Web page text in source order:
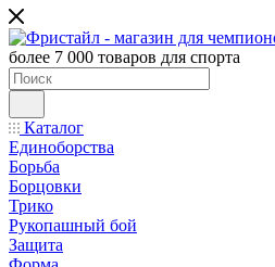
более 7 000 товаров для спорта
Каталог
Единоборства
Борьба
Борцовки
Трико
Рукопашный бой
Защита